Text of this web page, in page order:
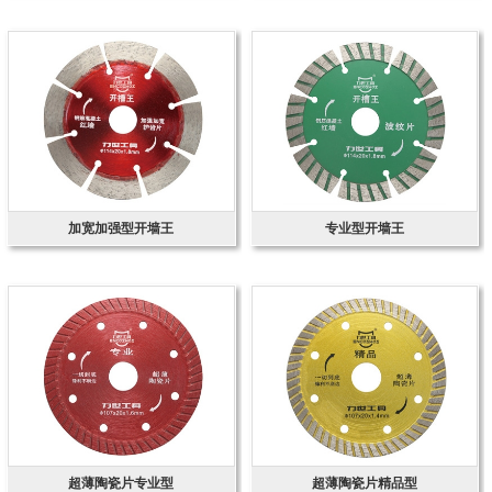
加宽加强型开墙王 专业型开墙王
超薄陶瓷片专业型 超薄陶瓷片精品型